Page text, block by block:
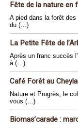
Fête de la nature en
A pied dans la forêt
du (…)
La Petite Fête de
Après un franc succès
à (…)
Café Forêt au
Nature et Progrès, le
vous (…)
Biomas’carade :